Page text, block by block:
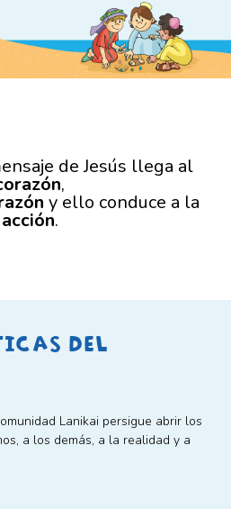
de Jesús llega al
,
y ello conduce a la
acción.
DEL
Lanikai persigue abrir los
a los demás, a la realidad y a